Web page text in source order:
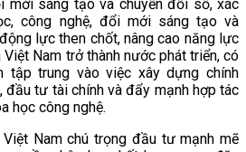
mới sáng tạo và chuyển đổi số, xác
công nghệ, đổi mới sáng tạo và
lực then chốt, nâng cao năng lực
Nam trở thành nước phát triển, có
tập trung vào việc xây dựng chính
đầu tư tài chính và đẩy mạnh hợp tác
học công nghệ.
Nam chú trọng đầu tư mạnh mẽ